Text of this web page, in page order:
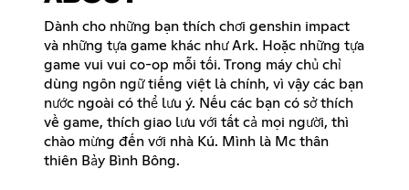
Dành cho những bạn thích chơi genshin impact
và những tựa game khác như Ark. Hoặc những tựa
game vui vui co-op mỗi tối. Trong máy chủ chỉ
dùng ngôn ngữ tiếng việt là chính, vì vậy các bạn
nước ngoài có thể lưu ý. Nếu các bạn có sở thích
về game, thích giao lưu với tất cả mọi người, thì
chào mừng đến với nhà Kú. Mình là Mc thân
thiên Bảy Bình Bông.